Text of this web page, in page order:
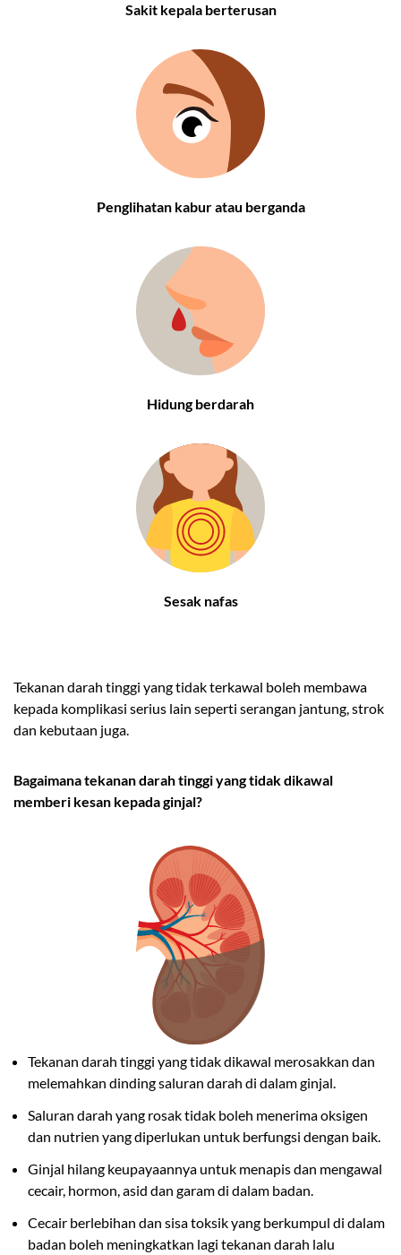
Sakit kepala berterusan
Penglihatan kabur atau berganda
Hidung berdarah
Sesak nafas
Tekanan darah tinggi yang tidak terkawal boleh membawa
kepada komplikasi serius lain seperti serangan jantung, strok
dan kebutaan juga.
Bagaimana tekanan darah tinggi yang tidak dikawal
memberi kesan kepada ginjal?
Tekanan darah tinggi yang tidak dikawal merosakkan dan
melemahkan dinding saluran darah di dalam ginjal.
Saluran darah yang rosak tidak boleh menerima oksigen
dan nutrien yang diperlukan untuk berfungsi dengan baik.
Ginjal hilang keupayaannya untuk menapis dan mengawal
cecair, hormon, asid dan garam di dalam badan.
Cecair berlebihan dan sisa toksik yang berkumpul di dalam
badan boleh meningkatkan lagi tekanan darah lalu